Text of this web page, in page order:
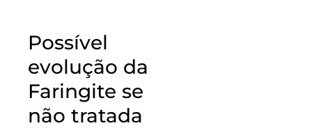
Possível
evolução da
Faringite se
não tratada